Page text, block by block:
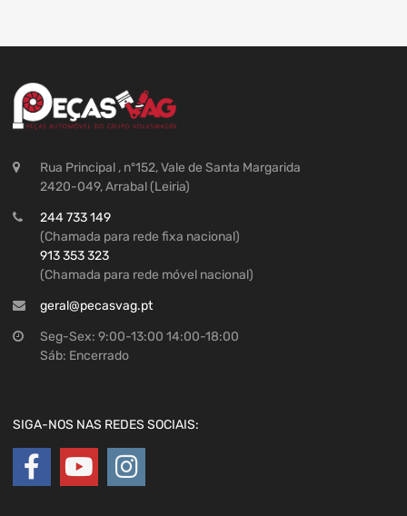
Rua Principal , nº152, Vale de Santa Margarida
2420-049, Arrabal (Leiria)
244 733 149
(Chamada para rede fixa nacional)
913 353 323
(Chamada para rede móvel nacional)
geral@pecasvag.pt
Seg-Sex: 9:00-13:00 14:00-18:00
Sáb: Encerrado
SIGA-NOS NAS REDES SOCIAIS: